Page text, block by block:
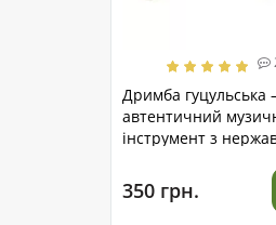
Дримба гуцульська
автентичний
інструмент з
350 грн.